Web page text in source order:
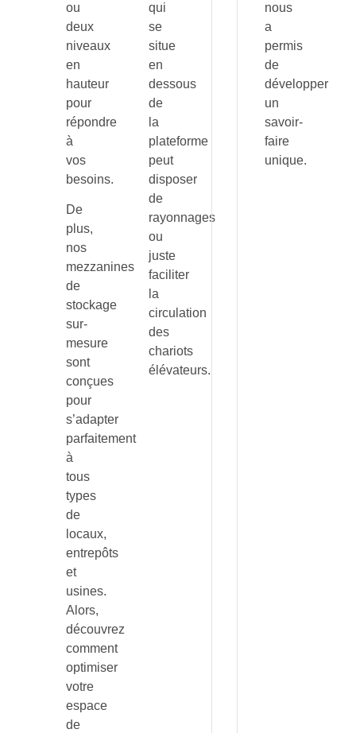
ou
deux
niveaux
en
hauteur
pour
répondre
à
vos
besoins.
De
plus,
nos
mezzanines
de
stockage
sur-
mesure
sont
conçues
pour
s’adapter
parfaitement
à
tous
types
de
locaux,
entrepôts
et
usines.
Alors,
découvrez
comment
optimiser
votre
espace
de
qui
se
situe
en
dessous
de
la
plateforme
peut
disposer
de
rayonnages
ou
juste
faciliter
la
circulation
des
chariots
élévateurs.
nous
a
permis
de
développer
un
savoir-
faire
unique.